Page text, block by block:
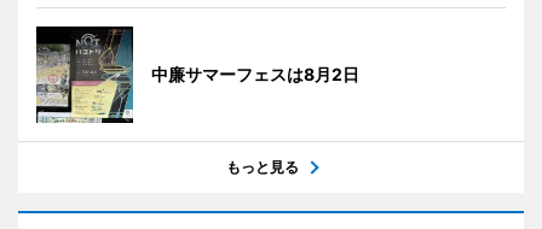
中廉サマーフェスは8月2日
もっと見る